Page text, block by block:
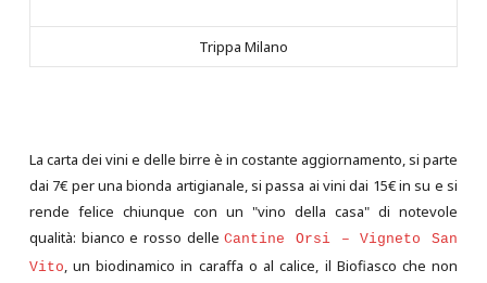
Trippa Milano
La carta dei vini e delle birre è in costante aggiornamento, si parte
dai 7€ per una bionda artigianale, si passa ai vini dai 15€ in su e si
rende felice chiunque con un "vino della casa" di notevole
qualità: bianco e rosso delleCantine Orsi – Vigneto San
Vito, un biodinamico in caraffa o al calice, il Biofiasco che non